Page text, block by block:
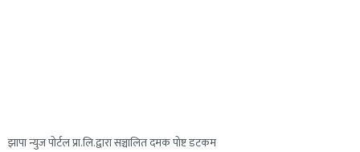
झापा न्युज पोर्टल प्रा.लि.द्वारा सञ्चालित दमक पोष्ट डटकम